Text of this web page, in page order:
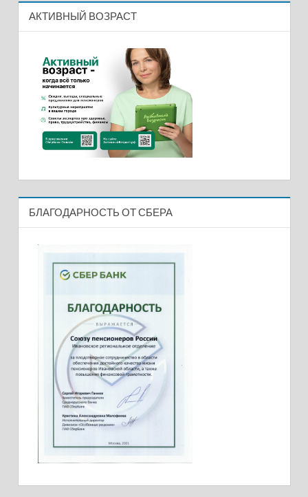
АКТИВНЫЙ ВОЗРАСТ
БЛАГОДАРНОСТЬ ОТ СБЕРА